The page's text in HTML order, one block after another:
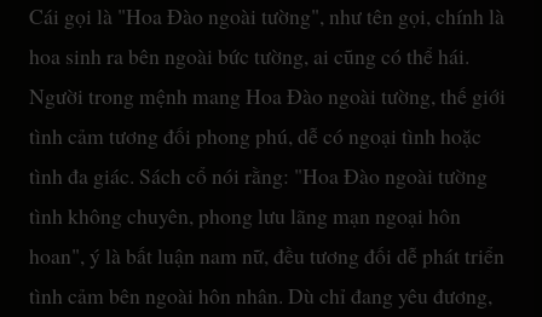
Cái gọi là "Hoa Đào ngoài tường", như tên gọi, chính là
hoa sinh ra bên ngoài bức tường, ai cũng có thể hái.
Người trong mệnh mang Hoa Đào ngoài tường, thế giới
tình cảm tương đối phong phú, dễ có ngoại tình hoặc
tình đa giác. Sách cổ nói rằng: "Hoa Đào ngoài tường
tình không chuyên, phong lưu lãng mạn ngoại hôn
hoan", ý là bất luận nam nữ, đều tương đối dễ phát triển
tình cảm bên ngoài hôn nhân. Dù chỉ đang yêu đương,